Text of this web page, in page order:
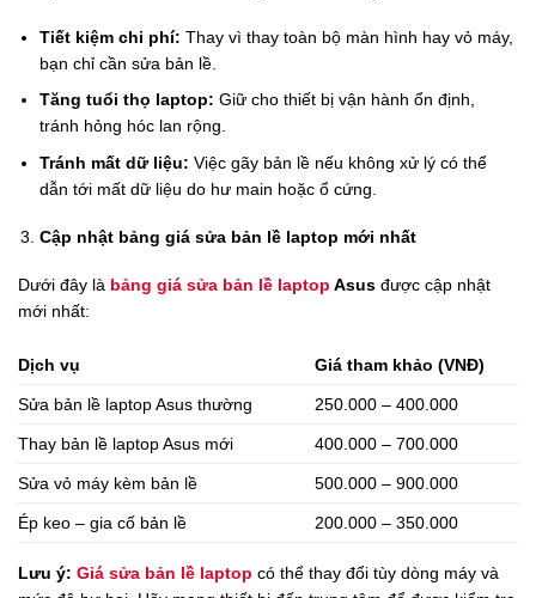
Tiết kiệm chi phí: Thay vì thay toàn bộ màn hình hay vỏ máy,
bạn chỉ cần sửa bản lề.
Tăng tuổi thọ laptop: Giữ cho thiết bị vận hành ổn định,
tránh hỏng hóc lan rộng.
Tránh mất dữ liệu: Việc gãy bản lề nếu không xử lý có thể
dẫn tới mất dữ liệu do hư main hoặc ổ cứng.
Cập nhật bảng giá sửa bản lề laptop mới nhất
Dưới đây là bảng giá sửa bản lề laptop Asus được cập nhật
mới nhất:
Dịch vụ Giá tham khảo (VNĐ)
Sửa bản lề laptop Asus thường 250.000 – 400.000
Thay bản lề laptop Asus mới 400.000 – 700.000
Sửa vỏ máy kèm bản lề 500.000 – 900.000
Ép keo – gia cố bản lề 200.000 – 350.000
Lưu ý: Giá sửa bản lề laptop có thể thay đổi tùy dòng máy và